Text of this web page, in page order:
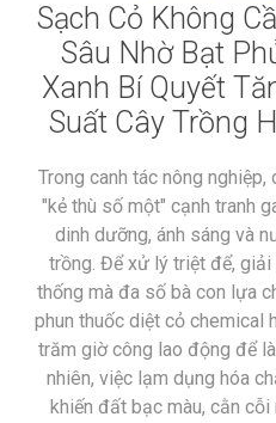
Sạch Cỏ Không
Sâu Nhờ Bạt
Xanh Bí Quyết
Suất Cây Trồng
Trong canh tác nông nghiệp,
"kẻ thù số một" cạnh tranh
dinh dưỡng, ánh sáng và
trồng. Để xử lý triệt để, giải
thống mà đa số bà con lựa
phun thuốc diệt cỏ chemical
trăm giờ công lao động để
nhiên, việc lạm dụng hóa
khiến đất bạc màu, cằn cỗi